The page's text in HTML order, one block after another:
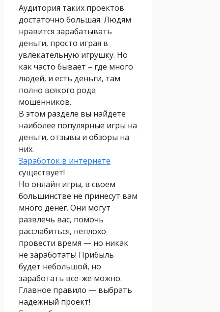
Аудитория таких проектов
достаточно большая. Людям
нравится зарабатывать
деньги, просто играя в
увлекательную игрушку. Но
как часто бывает – где много
людей, и есть деньги, там
полно всякого рода
мошенников.
В этом разделе вы найдете
наиболее популярные игры на
деньги, отзывы и обзоры на
них.
Заработок в интернете
существует!
Но онлайн игры, в своем
большинстве не принесут вам
много денег. Они могут
развлечь вас, помочь
расслабиться, неплохо
провести время — но никак
не заработать! Прибыль
будет небольшой, но
заработать все-же можно.
Главное правило — выбрать
надежный проект!